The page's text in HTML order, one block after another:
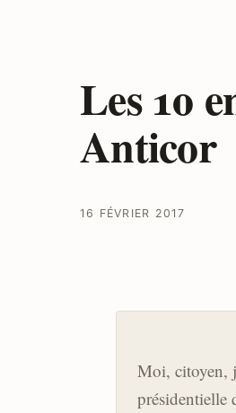
Les 10
Anticor
16 FÉVRIER 2017
Moi, citoyen,
présidentielle